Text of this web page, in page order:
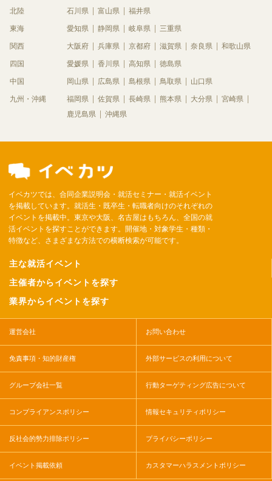
北陸 石川県 富山県 福井県
東海 愛知県 静岡県 岐阜県 三重県
関西 大阪府 兵庫県 京都府 滋賀県 奈良県 和歌山県
四国 愛媛県 香川県 高知県 徳島県
中国 岡山県 広島県 島根県 鳥取県 山口県
九州・沖縄 福岡県 佐賀県 長崎県 熊本県 大分県
宮崎県
鹿児島県
沖縄県
イベカツでは、合同企業説明会・就活セミナー・就活イベント
を掲載しています。就活生・既卒生・転職者向けのそれぞれの
イベントを掲載中。東京や大阪、名古屋はもちろん、全国の就
活イベントを探すことができます。開催地・対象学生・種類・
特徴など、さまざまな方法での横断検索が可能です。
主な就活イベント
主催者からイベントを探す
業界からイベントを探す
運営会社 お問い合わせ
免責事項・知的財産権 外部サービスの利用について
グループ会社一覧 行動ターゲティング広告について
コンプライアンスポリシー 情報セキュリティポリシー
反社会的勢力排除ポリシー プライバシーポリシー
イベント掲載依頼 カスタマーハラスメントポリシー